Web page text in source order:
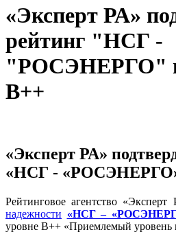
«Эксперт РА»
рейтинг "НСГ -
"РОСЭНЕРГО"
В++
«Эксперт РА»
«НСГ - «РОСЭНЕРГО»
Рейтинговое агентство «Эксперт
надежности «НСГ –
уровне В++ «Приемлемый уровень